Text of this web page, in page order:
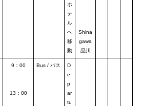
ホ
テ
ル
へ
移
動
Shina
gawa
品川
9：00
13：00
Bus / バス
D
e
p
ar
tu